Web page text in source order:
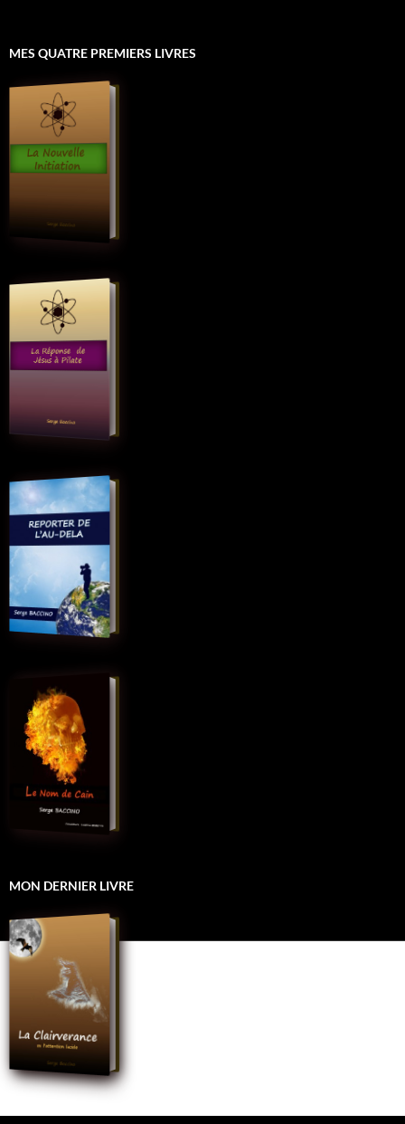
MES QUATRE PREMIERS LIVRES
MON DERNIER LIVRE